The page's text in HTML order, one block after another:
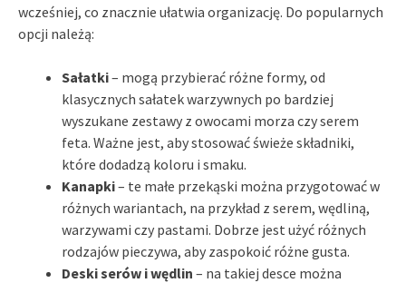
wcześniej, co znacznie ułatwia organizację. Do popularnych
opcji należą:
Sałatki– mogą przybierać różne formy, od
klasycznych sałatek warzywnych po bardziej
wyszukane zestawy z owocami morza czy serem
feta. Ważne jest, aby stosować świeże składniki,
które dodadzą koloru i smaku.
Kanapki– te małe przekąski można przygotować w
różnych wariantach, na przykład z serem, wędliną,
warzywami czy pastami. Dobrze jest użyć różnych
rodzajów pieczywa, aby zaspokoić różne gusta.
Deski serów i wędlin – na takiej desce można